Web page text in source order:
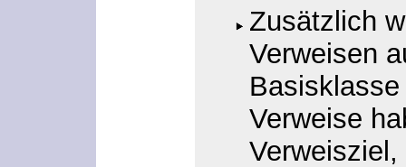
Zusätzlich
Verweisen
Verweise